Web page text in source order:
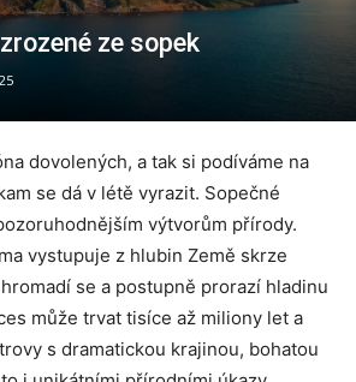
ze sopek
dovolených, a tak si podíváme na
se dá v létě vyrazit. Sopečné
výtvorům přírody.
vystupuje z hlubin Země skrze
se a postupně prorazí hladinu
může trvat tisíce až miliony let a
s dramatickou krajinou, bohatou